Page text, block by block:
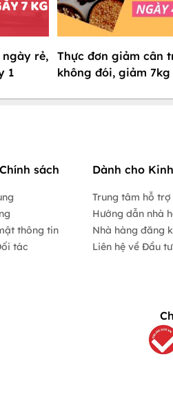
rẻ,
1
Thực đơn giảm cân
không đói, giảm
sách
thông tin
tác
Dành cho
Trung tâm hỗ
Hướng dẫn nhà
Nhà hàng đăng
Liên hệ về Đầu